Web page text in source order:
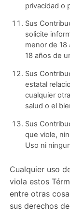
privacidad o
Sus
solicite
menor de 18
18 años de
Sus
estatal
cualquier
salud o el
Sus
que viole,
Uso ni
Cualquier uso
viola estos
entre otras
sus derechos